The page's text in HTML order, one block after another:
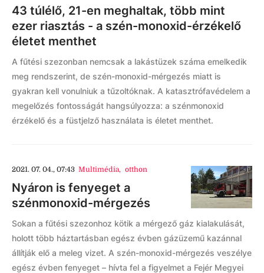
43 túlélő, 21-en meghaltak, több mint
ezer riasztás - a szén-monoxid-érzékelő
életet menthet
A fűtési szezonban nemcsak a lakástüzek száma emelkedik
meg rendszerint, de szén-monoxid-mérgezés miatt is
gyakran kell vonulniuk a tűzoltóknak. A katasztrófavédelem a
megelőzés fontosságát hangsúlyozza: a szénmonoxid
érzékelő és a füstjelző használata is életet menthet.
2021. 07. 04., 07:43 Multimédia, otthon
Nyáron is fenyeget a
szénmonoxid-mérgezés
Sokan a fűtési szezonhoz kötik a mérgező gáz kialakulását,
holott több háztartásban egész évben gázüzemű kazánnal
állítják elő a meleg vizet. A szén-monoxid-mérgezés veszélye
egész évben fenyeget – hívta fel a figyelmet a Fejér Megyei